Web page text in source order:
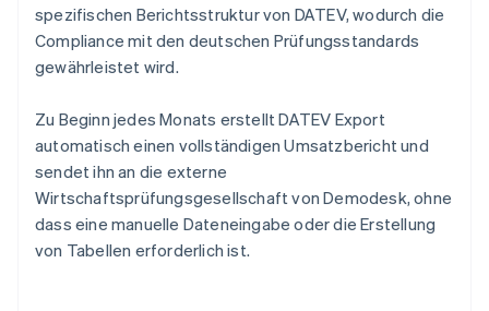
spezifischen Berichtsstruktur von DATEV, wodurch die
Compliance mit den deutschen Prüfungsstandards
gewährleistet wird.
Zu Beginn jedes Monats erstellt DATEV Export
automatisch einen vollständigen Umsatzbericht und
sendet ihn an die externe
Wirtschaftsprüfungsgesellschaft von Demodesk, ohne
dass eine manuelle Dateneingabe oder die Erstellung
von Tabellen erforderlich ist.